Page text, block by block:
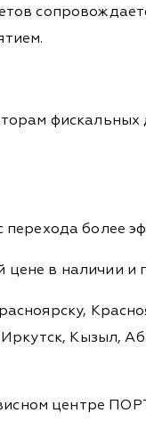
перехода более
в наличии и
Кызыл,
центре